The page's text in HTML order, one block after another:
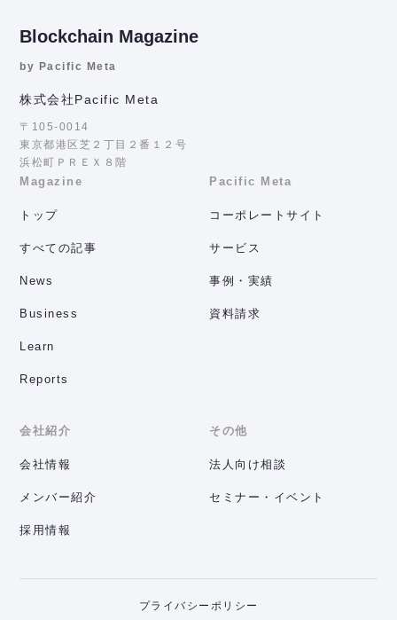
Blockchain Magazine
by Pacific Meta
株式会社Pacific Meta
〒105-0014
東京都港区芝２丁目２番１２号
浜松町ＰＲＥＸ８階
Magazine
トップ
すべての記事
News
Business
Learn
Reports
Pacific Meta
コーポレートサイト
サービス
事例・実績
資料請求
会社紹介
会社情報
メンバー紹介
採用情報
その他
法人向け相談
セミナー・イベント
プライバシーポリシー